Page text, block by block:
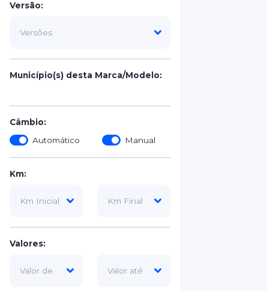
Versão:
Município(s) desta Marca/Modelo:
Câmbio:
Automático
Manual
Km:
Valores: